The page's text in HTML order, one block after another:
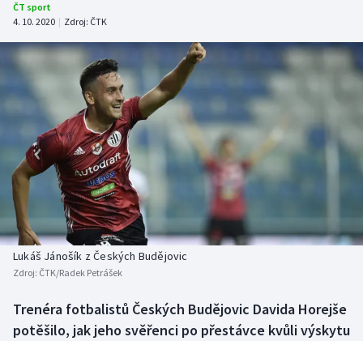
Atletika
DALŠÍ SPORTY
Americký fotbal
Baseball a softbal
Basketbal
Biatlon
Box
NEPŘEHLÉDNĚTE
Soutěže
Historické návraty
Aplikace ČT sport
ČT sport
4. 10. 2020 | Zdroj: ČTK
Lukáš Jánošík z Českých Budějovic
Zdroj: ČTK/Radek Petrášek
Trenéra fotbalistů Českých Budějovic Davida Horejše
potěšilo, jak jeho svěřenci po přestávce kvůli výskytu